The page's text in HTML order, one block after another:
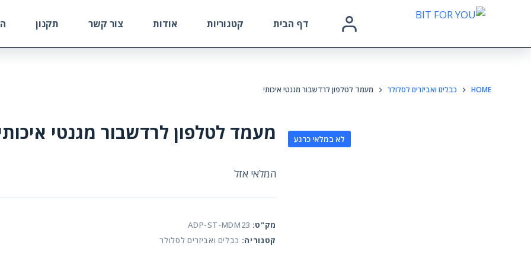
דף הבית קטגוריות אודות צור קשר תקנון
HOME כבלים ואביזרים לסלולר מעמד לטלפון לרדשבור מגנטי איכותי
לא במלאי כרגע מעמד לטלפון לרדשבור מגנטי
המלאי אזל
מק"ט: ADP-ST-MDM23
קטגוריה: כבלים ואביזרים לסלולר